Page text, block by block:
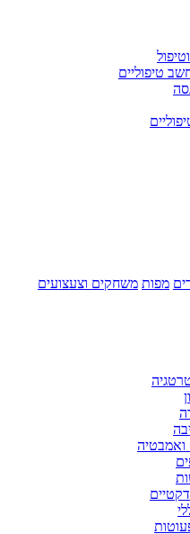
טיפוליים
מפות משחקים וצעצועים